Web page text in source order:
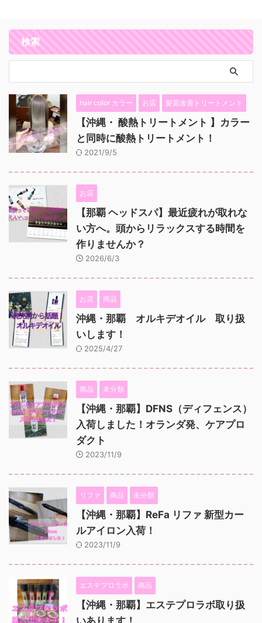
検索
hair color カラー お店 髪質改善トリートメント
【沖縄・ 酸熱トリートメント 】カラー
と同時に酸熱トリートメント！
2021/9/5
お店
【那覇 ヘッドスパ】最近疲れが取れな
い方へ。頭からリラックスする時間を
作りませんか？
2026/6/3
お店 商品
沖縄・那覇 オルキデオイル 取り扱
いします！
2025/4/27
商品 未分類
【沖縄・那覇】DFNS（ディフェンス）
入荷しました！オランダ発、ケアプロ
ダクト
2023/11/9
リファ 商品 未分類
【沖縄・那覇】ReFa リファ 新型カー
ルアイロン入荷！
2023/11/9
エステプロラボ 商品
【沖縄・那覇】エステプロラボ取り扱